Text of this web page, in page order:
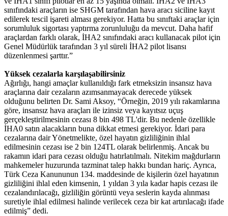
sınıfındaki araçların ise SHGM tarafından hava aracı siciline kayıt
edilerek tescil işareti alması gerekiyor. Hatta bu sınıftaki araçlar için
sorumluluk sigortası yaptırma zorunluluğu da mevcut. Daha hafif
araçlardan farklı olarak, İHA2 sınıfındaki aracı kullanacak pilot için
Genel Müdürlük tarafından 3 yıl süreli İHA2 pilot lisansı
düzenlenmesi şarttır.”
Yüksek cezalarla karşılaşabilirsiniz
Ağırlığı, hangi amaçlar kullanıldığı fark etmeksizin insansız hava
araçlarına dair cezaların azımsanmayacak derecede yüksek
olduğunu belirten Dr. Sami Aksoy, “Örneğin, 2019 yılı rakamlarına
göre, insansız hava araçları ile izinsiz veya kayıtsız uçuş
gerçekleştirilmesinin cezası 8 bin 498 TL'dir. Bu nedenle özellikle
İHA0 satın alacakların buna dikkat etmesi gerekiyor. İdari para
cezalarına dair Yönetmelikte, özel hayatın gizliliğinin ihlal
edilmesinin cezası ise 2 bin 124TL olarak belirlenmiş. Ancak bu
rakamın idari para cezası olduğu hatırlatılmalı. Nitekim mağdurların
mahkemeler huzurunda tazminat talep hakkı bundan hariç. Ayrıca,
Türk Ceza Kanununun 134. maddesinde de kişilerin özel hayatının
gizliliğini ihlal eden kimsenin, 1 yıldan 3 yıla kadar hapis cezası ile
cezalandırılacağı, gizliliğin görüntü veya seslerin kayda alınması
suretiyle ihlal edilmesi halinde verilecek ceza bir kat artırılacağı ifade
edilmiş” dedi.